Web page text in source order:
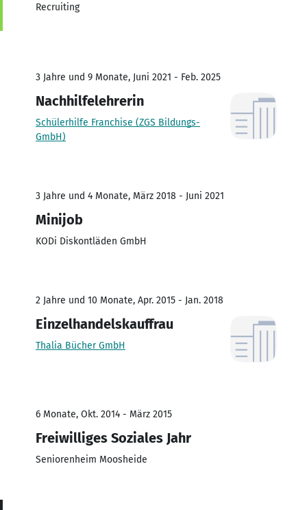
Recruiting
3 Jahre und 9 Monate, Juni 2021 - Feb. 2025
Nachhilfelehrerin
Schülerhilfe Franchise (ZGS Bildungs-
GmbH)
3 Jahre und 4 Monate, März 2018 - Juni 2021
Minijob
KODi Diskontläden GmbH
2 Jahre und 10 Monate, Apr. 2015 - Jan. 2018
Einzelhandelskauffrau
Thalia Bücher GmbH
6 Monate, Okt. 2014 - März 2015
Freiwilliges Soziales Jahr
Seniorenheim Moosheide